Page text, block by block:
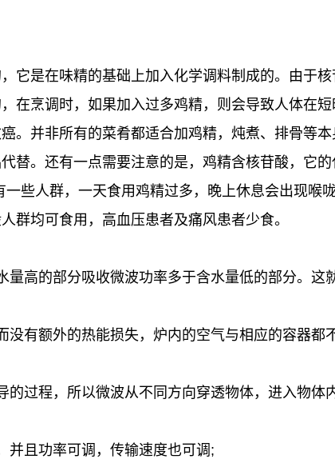
它是在味精的基础上加入化学调料制成的。由于
在烹调时，如果加入过多鸡精，则会导致人体在
。并非所有的菜肴都适合加鸡精，炖煮、排骨等
替。还有一点需要注意的是，鸡精含核苷酸，它
些人群，一天食用鸡精过多，晚上休息会出现喉
群均可食用，高血压患者及痛风患者少食。
高的部分吸收微波功率多于含水量低的部分。这
有额外的热能损失，炉内的空气与相应的容器都
过程，所以微波从不同方向穿透物体，进入物体
并且功率可调，传输速度也可调;